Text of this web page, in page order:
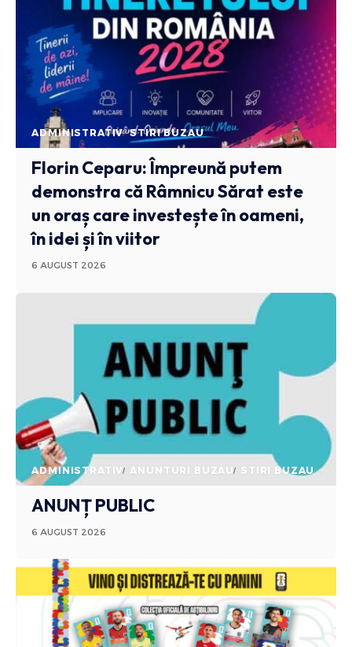
ADMINISTRATIV STIRI BUZAU
Florin Ceparu: Împreună putem
demonstra că Râmnicu Sărat este
un oraș care investește în oameni,
în idei și în viitor
6 AUGUST 2026
ADMINISTRATIV ANUNTURI BUZAU STIRI BUZAU
ANUNȚ PUBLIC
6 AUGUST 2026